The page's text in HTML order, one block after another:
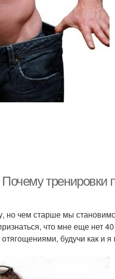
тренировки
но чем старше мы
что мне еще нет
будучи как и